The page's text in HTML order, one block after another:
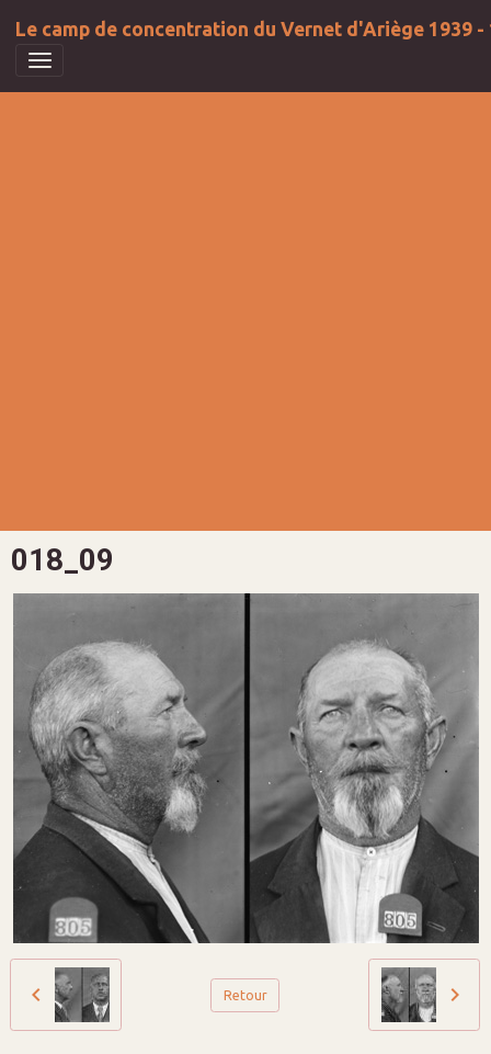
Le camp de concentration du Vernet d'Ariège 1939 -
018_09
Retour